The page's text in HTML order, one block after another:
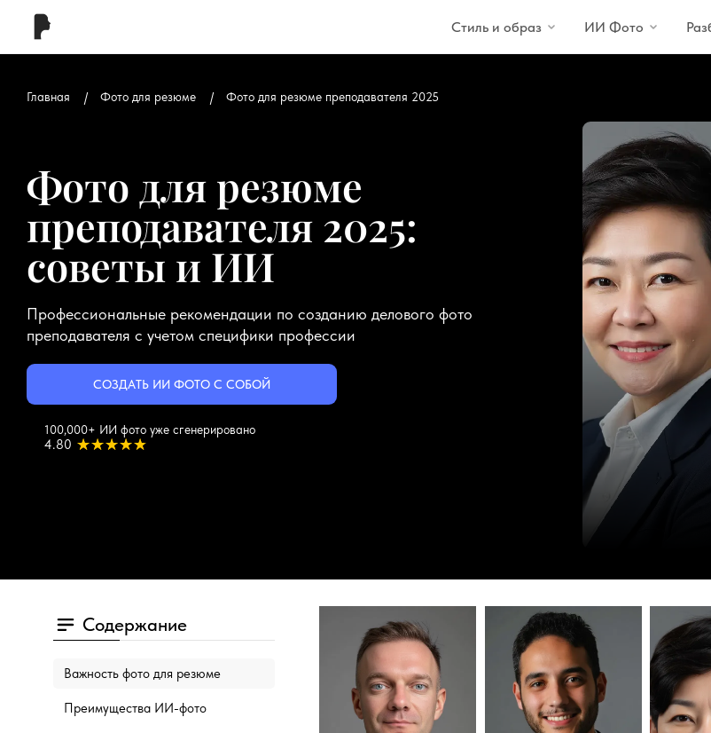
Стиль и образ ИИ Фото
Главная Фото для резюме Фото для резюме преподавателя 2025
Фото для резюме
преподавателя 2025:
советы и ИИ
Профессиональные рекомендации по созданию делового фото
преподавателя с учетом специфики профессии
СОЗДАТЬ ИИ ФОТО С СОБОЙ
100,000+ ИИ фото уже сгенерировано
4.80
Содержание
Важность фото для резюме
Преимущества ИИ-фото